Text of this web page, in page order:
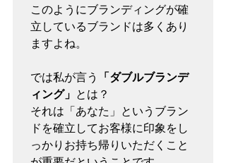
このようにブランディングが確
立しているブランドは多くあり
ますよね。
では私が言う
「ダブルブランデ
ィング」 とは？
それは「あなた」というブラン
ドを確立してお客様に印象をし
っかりお持ち帰りいただくこと